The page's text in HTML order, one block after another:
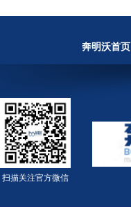
奔明沃首页
扫描关注官方微信